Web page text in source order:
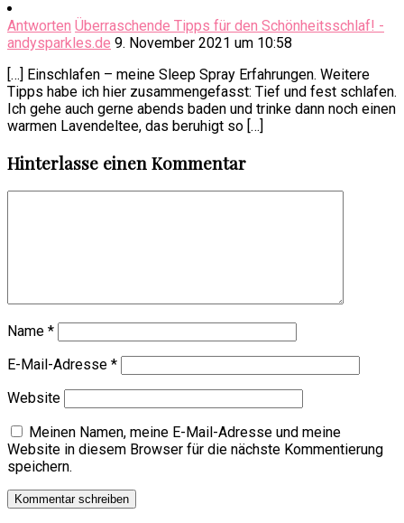
Antworten Überraschende Tipps für den Schönheitsschlaf! -
andysparkles.de 9. November 2021 um 10:58
[…] Einschlafen – meine Sleep Spray Erfahrungen. Weitere
Tipps habe ich hier zusammengefasst: Tief und fest schlafen.
Ich gehe auch gerne abends baden und trinke dann noch einen
warmen Lavendeltee, das beruhigt so […]
Hinterlasse einen Kommentar
Name *
E-Mail-Adresse *
Website
Meinen Namen, meine E-Mail-Adresse und meine
Website in diesem Browser für die nächste Kommentierung
speichern.